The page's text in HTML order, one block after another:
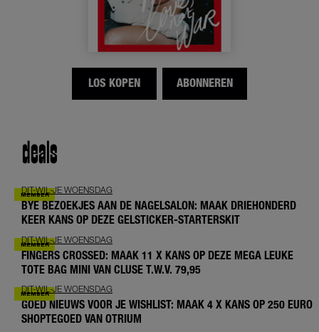
LOS KOPEN ABONNEREN
deals
DIT-WIL-JE WOENSDAG
BYE BEZOEKJES AAN DE NAGELSALON: MAAK DRIEHONDERD
KEER KANS OP DEZE GELSTICKER-STARTERSKIT
DIT-WIL-JE WOENSDAG
FINGERS CROSSED: MAAK 11 X KANS OP DEZE MEGA LEUKE
TOTE BAG MINI VAN CLUSE T.W.V. 79,95
DIT-WIL-JE WOENSDAG
GOED NIEUWS VOOR JE WISHLIST: MAAK 4 X KANS OP 250 EURO
SHOPTEGOED VAN OTRIUM